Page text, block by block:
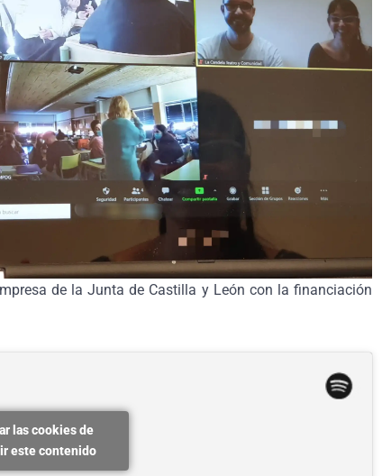
de la Junta de Castilla y León con la financiación
las cookies de
este contenido